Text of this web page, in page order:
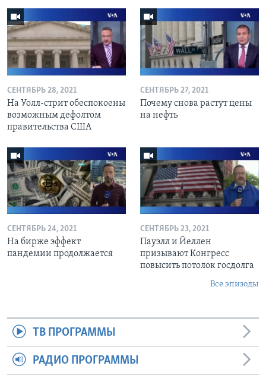
СЕНТЯБРЬ 28, 2021
На Уолл-стрит обеспокоены
возможным дефолтом
правительства США
СЕНТЯБРЬ 27, 2021
Почему снова растут цены
на нефть
СЕНТЯБРЬ 24, 2021
На бирже эффект
пандемии продолжается
СЕНТЯБРЬ 23, 2021
Пауэлл и Йеллен
призывают Конгресс
повысить потолок госдолга
Все эпизоды
ТВ ПРОГРАММЫ
РАДИО ПРОГРАММЫ